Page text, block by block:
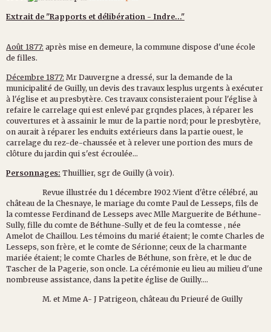
Extrait de "Rapports et délibération - Indre..."
Août 1877: après mise en demeure, la commune dispose d'une école
de filles.
Décembre 1877: Mr Dauvergne a dressé, sur la demande de la
municipalité de Guilly, un devis des travaux lesplus urgents à exécuter
à l'église et au presbytère. Ces travaux consisteraient pour l'église à
refaire le carrelage qui est enlevé par grqndes places, à réparer les
couvertures et à assainir le mur de la partie nord; pour le presbytère,
on aurait à réparer les enduits extérieurs dans la partie ouest, le
carrelage du rez-de-chaussée et à relever une portion des murs de
clôture du jardin qui s'est écroulée...
Personnages: Thuillier, sgr de Guilly (à voir).
Revue illustrée du 1 décembre 1902 :Vient d'être célébré, au
château de la Chesnaye, le mariage du comte Paul de Lesseps, fils de
la comtesse Ferdinand de Lesseps avec Mlle Marguerite de Béthune-
Sully, fille du comte de Béthune-Sully et de feu la comtesse , née
Amelot de Chaillou. Les témoins du marié étaient; le comte Charles de
Lesseps, son frère, et le comte de Sérionne; ceux de la charmante
mariée étaient; le comte Charles de Béthune, son frère, et le duc de
Tascher de la Pagerie, son oncle. La cérémonie eu lieu au milieu d'une
nombreuse assistance, dans la petite église de Guilly....
M. et Mme A- J Patrigeon, château du Prieuré de Guilly